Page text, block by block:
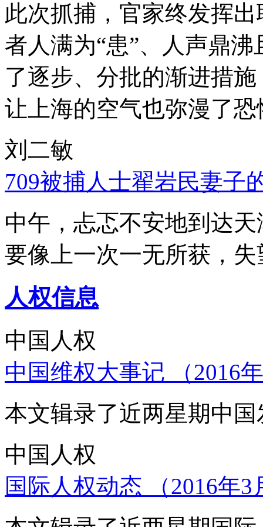
此次抓捕，官家终发挥
者人满为“患”、人声鼎
了逐步、分批的渐进措
让上海的空气也弥漫了
刘二敏
709被捕人士翟岩民妻子
中午，忐忑不安地到达
要像上一次一无所获，
人权信息
中国人权
中国维权大事记 （2016
本文辑录了近两星期中
中国人权
国际人权动态 （2016年